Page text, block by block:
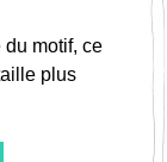
motif, ce
plus